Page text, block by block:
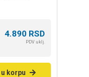
4.890 RSD
PDV uklj.
u korpu